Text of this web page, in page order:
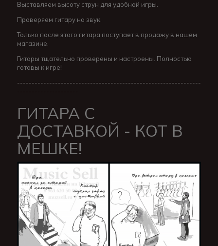
Выставляем высоту струн для удобной игры.
Проверяем гитару на звук.
Только после этого гитара поступает в продажу в нашем
магазине.
Гитары тщательно проверены и настроены. Полностью
готовы к игре!
---------------------------------------------------------------
---------------------
ГИТАРА С
ДОСТАВКОЙ - КОТ В
МЕШКЕ!